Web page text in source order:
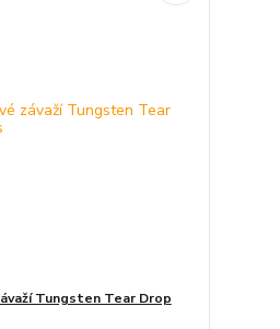
Tungsten Tear Drop